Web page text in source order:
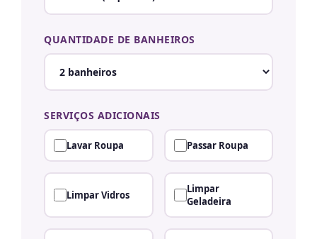
QUANTIDADE DE BANHEIROS
SERVIÇOS ADICIONAIS
Lavar Roupa Passar Roupa
Limpar Vidros
Limpar
Geladeira